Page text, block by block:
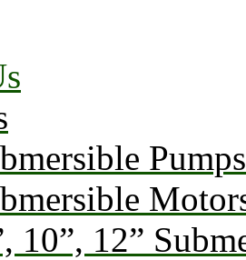
Pumps
10”, 12”